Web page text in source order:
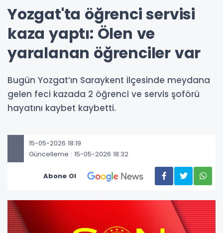
Yozgat'ta öğrenci servisi
kaza yaptı: Ölen ve
yaralanan öğrenciler var
Bugün Yozgat’ın Saraykent ilçesinde meydana
gelen feci kazada 2 öğrenci ve servis şoförü
hayatını kaybet kaybetti.
15-05-2026 18:19
Güncelleme : 15-05-2026 18:32
Abone Ol